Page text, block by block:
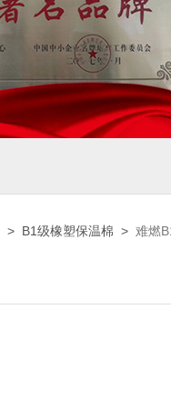
> B1级橡塑保温棉 > 难燃